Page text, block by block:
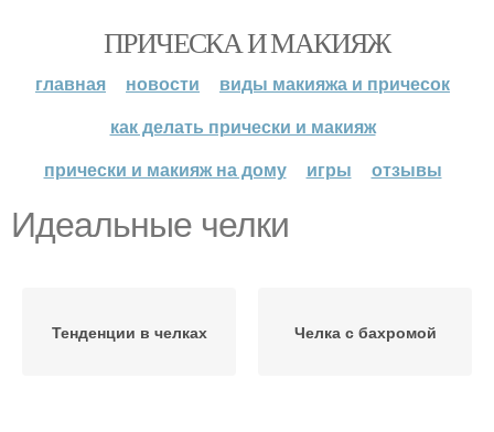
ПРИЧЕСКА И МАКИЯЖ
главная новости
виды макияжа и причесок
как делать прически и макияж
прически и макияж на дому
игры отзывы
Идеальные челки
Тенденции в челках Челка с бахромой